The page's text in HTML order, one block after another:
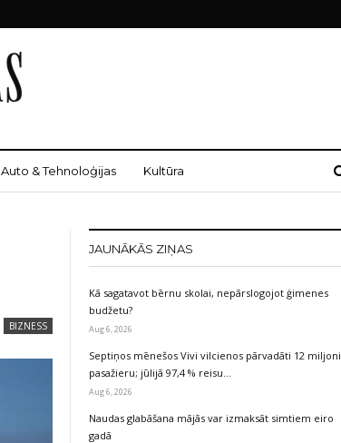
Auto & Tehnoloģijas Kultūra
BIZNESS
JAUNĀKĀS ZIŅAS
Kā sagatavot bērnu skolai, nepārslogojot ģimenes
budžetu?
Aug 6, 2026
Septiņos mēnešos Vivi vilcienos pārvadāti 12 miljoni
pasažieru; jūlijā 97,4 % reisu…
Aug 6, 2026
Naudas glabāšana mājās var izmaksāt simtiem eiro
gadā